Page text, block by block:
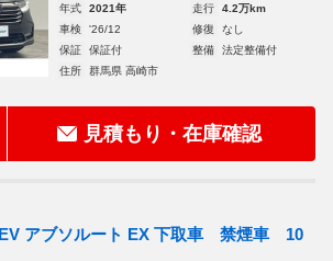
年式 2021年 走行
4.2万km
車検
'26/12 修復
なし
保証
保証付 整備
法定整備付
住所
群馬県 高崎市
見積もり・在庫確認
アブソルート EX 下取車 禁煙車 10